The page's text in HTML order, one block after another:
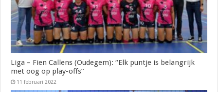
Liga – Fien Callens (Oudegem): “Elk puntje is belangrijk
met oog op play-offs”
11 februari 2022